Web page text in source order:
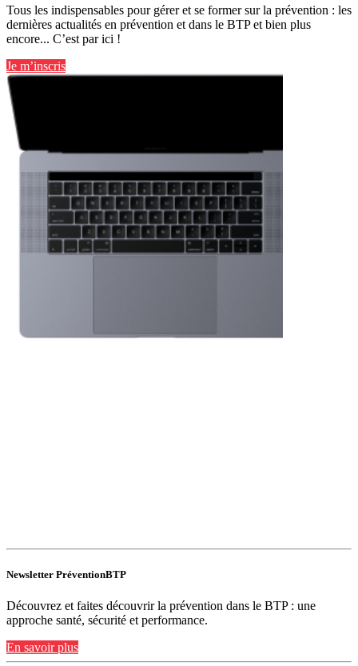
Tous les indispensables pour gérer et se former sur la prévention : les
dernières actualités en prévention et dans le BTP et bien plus
encore... C’est par ici !
Je m’inscris
Newsletter PréventionBTP
Découvrez et faites découvrir la prévention dans le BTP : une
approche santé, sécurité et performance.
En savoir plus